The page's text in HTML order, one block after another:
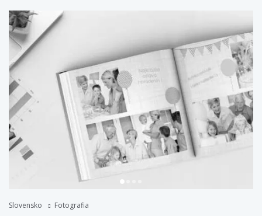
Slovensko Fotografia